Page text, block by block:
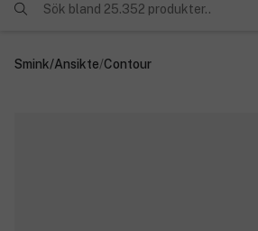
Sök bland 25.352 produkter..
Smink/Ansikte/Contour